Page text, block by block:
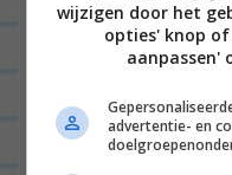
wijzigen door het
opties' knop
aanpassen'
advertentie- en